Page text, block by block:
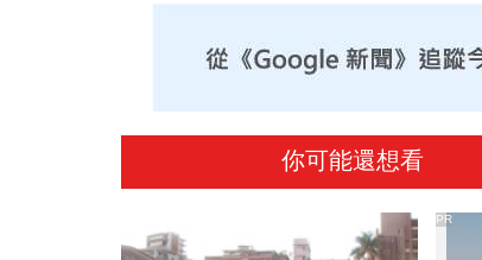
你可能還想看
PR